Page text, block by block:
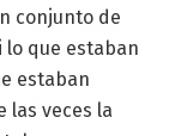
conjunto de
que estaban
estaban
las veces la